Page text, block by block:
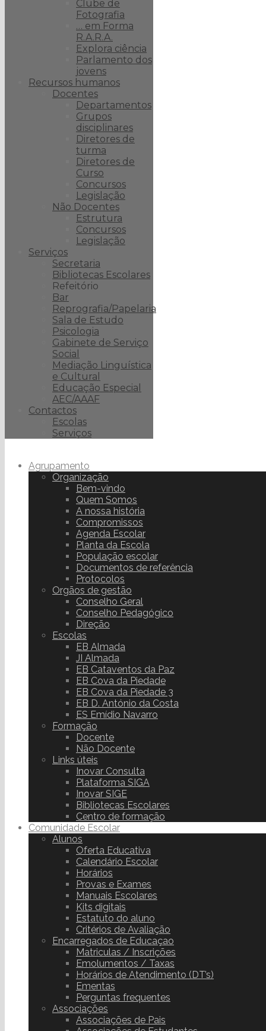
Clube de
Fotografia
… em Forma
R.A.R.A.
Explora ciência
Parlamento dos
jovens
Recursos humanos
Docentes
Departamentos
Grupos
disciplinares
Diretores de
turma
Diretores de
Curso
Concursos
Legislação
Não Docentes
Estrutura
Concursos
Legislação
Serviços
Secretaria
Bibliotecas Escolares
Refeitório
Bar
Reprografia/Papelaria
Sala de Estudo
Psicologia
Gabinete de Serviço
Social
Mediação Linguística
e Cultural
Educação Especial
AEC/AAAF
Contactos
Escolas
Serviços
Agrupamento
Organização
Bem-vindo
Quem Somos
A nossa história
Compromissos
Agenda Escolar
Planta da Escola
População escolar
Documentos de referência
Protocolos
Orgãos de gestão
Conselho Geral
Conselho Pedagógico
Direção
Escolas
EB Almada
JI Almada
EB Cataventos da Paz
EB Cova da Piedade
EB Cova da Piedade 3
EB D. António da Costa
ES Emídio Navarro
Formação
Docente
Não Docente
Links úteis
Inovar Consulta
Plataforma SIGA
Inovar SIGE
Bibliotecas Escolares
Centro de formação
Comunidade Escolar
Alunos
Oferta Educativa
Calendário Escolar
Horários
Provas e Exames
Manuais Escolares
Kits digitais
Estatuto do aluno
Critérios de Avaliação
Encarregados de Educaçao
Matriculas / Inscrições
Emolumentos / Taxas
Horários de Atendimento (DT’s)
Ementas
Perguntas frequentes
Associações
Associações de Pais